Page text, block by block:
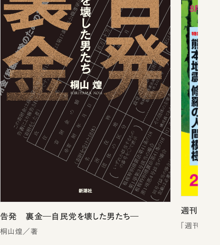
告発 裏金―自民党を壊した男たち―
桐山煌／著
週刊新潮
「週刊新潮